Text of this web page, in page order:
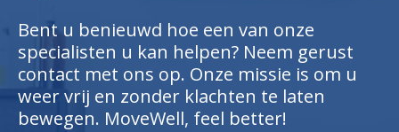
Bent u benieuwd hoe een van onze
specialisten u kan helpen? Neem gerust
contact met ons op. Onze missie is om u
weer vrij en zonder klachten te laten
bewegen. MoveWell, feel better!